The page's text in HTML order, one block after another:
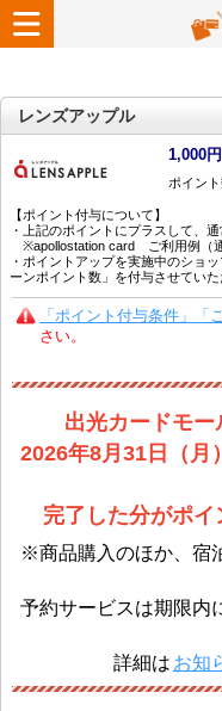
レンズアップル
1,000
ポイン
【ポイント付与について】
・上記のポイントにプラスして、
※apollostation card ご利用例（通
・ポイントアップを実施中のショ
ーンポイント数」を付与させていた
「ポイント付与条件」「
さい。
出光カードモー
2026年8月31日（月
完了した分がポイ
※商品購入のほか、宿
予約サービスは期限内
詳細は お知